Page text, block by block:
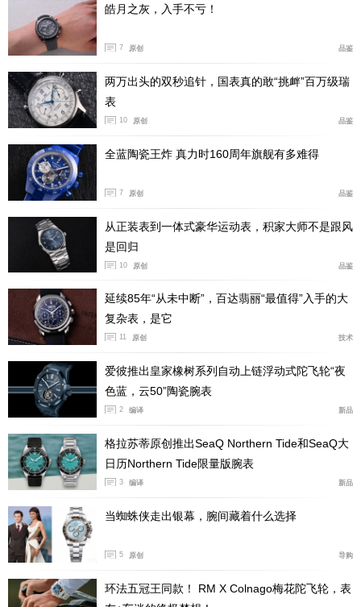
些核心特质与元素，才是真正属于美耐华的专属品牌标
签？
我为美耐华确立的核心准则，是打造在
市场上几乎无可替代的作品。作为制表工坊，我们拥有极
高的辨识度，这源于诸多要素：持续的机芯创新、
芯由一位专属制表师全程手工装配
品牌坑纹表圈、V形板桥等标志性识别元素。
此外，我们对哪怕是隐藏的细节也坚持极致完成度。我常
看不见之处的打磨水准，与看得见之处同样顶级
—— 例如棘轮蜗形打磨、品牌在维莱尔历史工坊自主研
制的游丝，皆是例证。这份自1858年延续至今、并始终坚
守的精湛工艺与细节执念，正是美耐华的核心差异。
美耐华旋转坑纹表圈无表冠腕表
腕表之家：
为何选择在此时将美耐华在万宝龙集团内确立为独立实体？推
动这一战略决策的关键因素是什么？
皓月之灰，入手不亏！
7 原创 品鉴
两万出头的双秒追针，国表真的敢“挑衅”百万级瑞
表
10 原创 品鉴
全蓝陶瓷王炸 真力时160周年旗舰有多难得
7 原创 品鉴
从正装表到一体式豪华运动表，积家大师不是跟风
是回归
10 原创 品鉴
延续85年“从未中断”，百达翡丽“最值得”入手的大
复杂表，是它
11 原创 技术
爱彼推出皇家橡树系列自动上链浮动式陀飞轮“夜
色蓝，云50”陶瓷腕表
2 编译 新品
格拉苏蒂原创推出SeaQ Northern Tide和SeaQ大
日历Northern Tide限量版腕表
3 编译 新品
当蜘蛛侠走出银幕，腕间藏着什么选择
5 原创 导购
环法五冠王同款！ RM X Colnago梅花陀飞轮，表